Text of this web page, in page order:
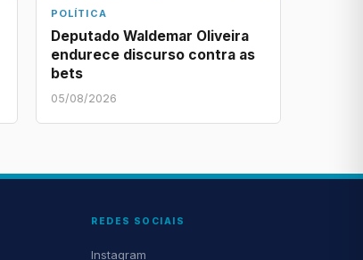
POLÍTICA
Deputado Waldemar Oliveira
endurece discurso contra as
bets
05/08/2026
REDES SOCIAIS
Instagram